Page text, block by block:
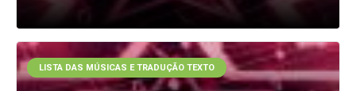
LISTA DAS MÚSICAS E TRADUÇÃO TEXTO